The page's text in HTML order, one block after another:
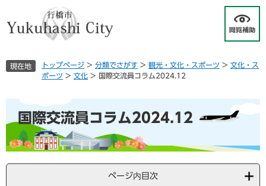
現在地 トップページ > 分類でさがす > 観光・文化・スポーツ > 文化・ス
ポーツ > 文化 > 国際交流員コラム2024.12
国際交流員コラム2024.12
ページ内目次